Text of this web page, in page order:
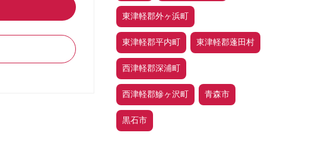
東津軽郡外ヶ浜町
東津軽郡平内町 東津軽郡蓬田村
西津軽郡深浦町
西津軽郡鰺ヶ沢町 青森市
黒石市